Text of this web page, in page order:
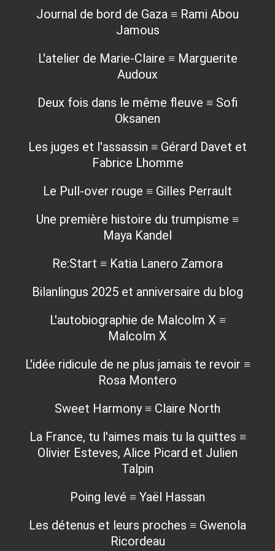
Journal de bord de Gaza ≡ Rami Abou
Jamous
L'atelier de Marie-Claire ≡ Marguerite
Audoux
Deux fois dans le même fleuve ≡ Sofi
Oksanen
Les juges et l'assassin ≡ Gérard Davet et
Fabrice Lhomme
Le Pull-over rouge ≡ Gilles Perrault
Une première histoire du trumpisme ≡
Maya Kandel
Re:Start ≡ Katia Lanero Zamora
Bilanlingus 2025 et anniversaire du blog
L'autobiographie de Malcolm X ≡
Malcolm X
L'idée ridicule de ne plus jamais te revoir ≡
Rosa Montero
Sweet Harmony ≡ Claire North
La France, tu l'aimes mais tu la quittes ≡
Olivier Esteves, Alice Picard et Julien
Talpin
Poing levé ≡ Yaël Hassan
Les détenus et leurs proches ≡ Gwenola
Ricordeau